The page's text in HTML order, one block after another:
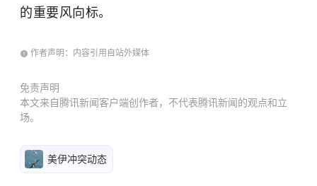
的重要风向标。
作者声明：内容引用自站外媒体
免责声明
本文来自腾讯新闻客户端创作者，不代表腾讯新闻的观点和立
场。
美伊冲突动态